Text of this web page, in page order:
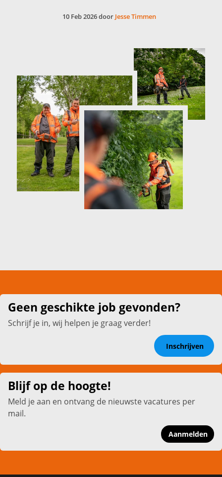
10 Feb 2026 door Jesse Timmen
Geen geschikte job gevonden?
Schrijf je in, wij helpen je graag verder!
Inschrijven
Blijf op de hoogte!
Meld je aan en ontvang de nieuwste vacatures per
mail.
Aanmelden